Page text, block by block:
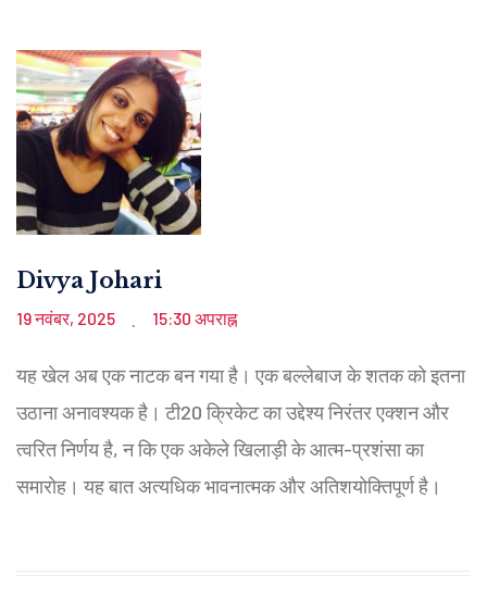
Divya Johari
19 नवंबर, 2025 15:30 अपराह्न
यह खेल अब एक नाटक बन गया है। एक बल्लेबाज के शतक को इतना
उठाना अनावश्यक है। टी20 क्रिकेट का उद्देश्य निरंतर एक्शन और
त्वरित निर्णय है, न कि एक अकेले खिलाड़ी के आत्म-प्रशंसा का
समारोह। यह बात अत्यधिक भावनात्मक और अतिशयोक्तिपूर्ण है।